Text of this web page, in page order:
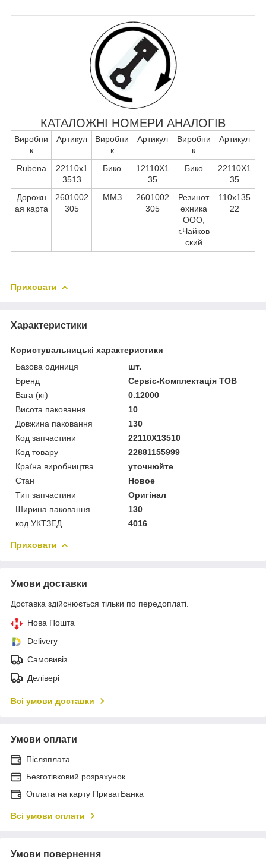
КАТАЛОЖНІ НОМЕРИ АНАЛОГІВ
Виробни
к
Артикул
Виробни
к
Артикул
Виробни
к
Артикул
Rubena
22110х1
3513
Бико
12110X1
35
Бико
22110X1
35
Дорожн
ая карта
2601002
305
ММЗ
2601002
305
Резинот
ехника
ООО,
г.Чайков
ский
110х135
22
Приховати
Характеристики
Користувальницькі характеристики
Базова одиниця
шт.
Бренд
Сервіс-Комплектація ТОВ
Вага (кг)
0.12000
Висота паковання
10
Довжина паковання
130
Код запчастини
22110X13510
Код товару
22881155999
Країна виробництва
уточнюйте
Стан
Новое
Тип запчастини
Оригінал
Ширина паковання
130
код УКТЗЕД
4016
Приховати
Умови доставки
Доставка здійснюється тільки по передоплаті.
Нова Пошта
Delivery
Самовивіз
Делівері
Всі умови доставки
Умови оплати
Післяплата
Безготівковий розрахунок
Оплата на карту ПриватБанка
Всі умови оплати
Умови повернення